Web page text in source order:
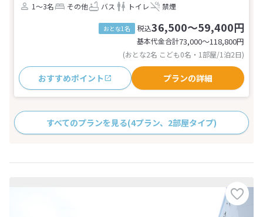
1～3名
その他 バス トイレ 禁煙
おとな1名 税込36,500～59,400円
基本代金合計73,000〜118,800円
(おとな2名 こども0名・1部屋/1泊2日)
おすすめポイント プランの詳細
すべてのプランを見る(4プラン、2部屋タイプ)